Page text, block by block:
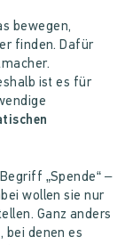
bewegen,
finden. Dafür
ist es für
„Spende“ –
wollen sie nur
Ganz anders
bei denen es